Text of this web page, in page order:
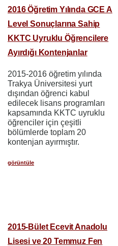
2016 Öğretim Yılında GCE A
Level Sonuçlarına Sahip
KKTC Uyruklu Öğrencilere
Ayırdığı Kontenjanlar
2015-2016 öğretim yılında
Trakya Üniversitesi yurt
dışından öğrenci kabul
edilecek lisans programları
kapsamında KKTC uyruklu
öğrenciler için çeşitli
bölümlerde toplam 20
kontenjan ayırmıştır.
görüntüle
2015-Bület Ecevit Anadolu
Lisesi ve 20 Temmuz Fen